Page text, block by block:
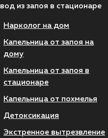
из запоя в стационаре
Нарколог на дом
Капельница от запоя на
дому
Капельница от запоя в
стационаре
Капельница от похмелья
Детоксикация
Экстренное вытрезвление